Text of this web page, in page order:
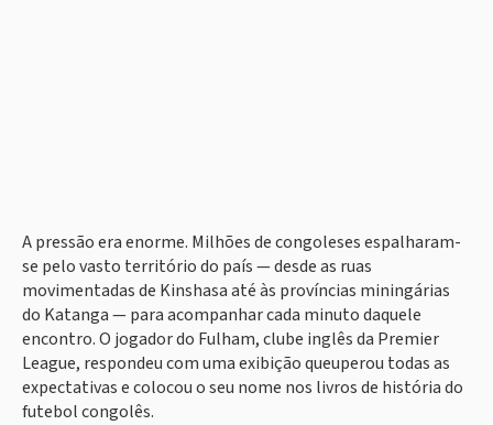
A pressão era enorme. Milhões de congoleses espalharam-
se pelo vasto território do país — desde as ruas
movimentadas de Kinshasa até às províncias miningárias
do Katanga — para acompanhar cada minuto daquele
encontro. O jogador do Fulham, clube inglês da Premier
League, respondeu com uma exibição queuperou todas as
expectativas e colocou o seu nome nos livros de história do
futebol congolês.